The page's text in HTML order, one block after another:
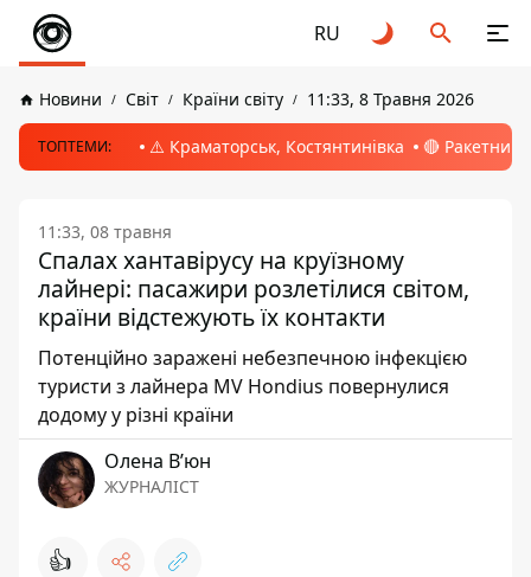
RU
Новини Світ Країни світу 11:33, 8 Травня 2026
ТОПТЕМИ: ⚠️ Краматорськ, Костянтинівка 🔴 Ракетний
11:33, 08 травня
Спалах хантавірусу на круїзному
лайнері: пасажири розлетілися світом,
країни відстежують їх контакти
Потенційно заражені небезпечною інфекцією
туристи з лайнера MV Hondius повернулися
додому у різні країни
Олена Вʼюн
ЖУРНАЛІСТ
👍